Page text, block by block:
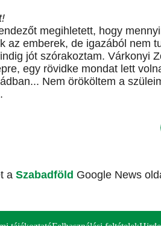
megihletett, hogy
az emberek, de igazából nem
jót szórakoztam. Várkonyi
egy rövidke mondat lett
Nem örököltem a
a Szabadföld Google News